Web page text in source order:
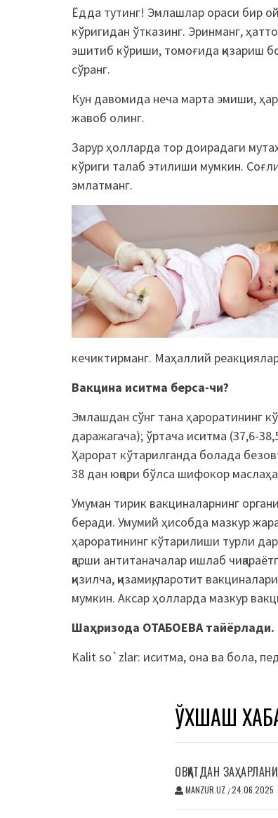
Ёдда тутинг! Эмлашлар ораси бир
кўригидан ўтказинг. Эринманг,
эшитиб кўриши, томоғида қизариш
сўранг.
Кун давомида неча марта эмиши,
жавоб олинг.
Зарур ҳолларда тор доирадаги
кўриги талаб этилиши мумкин.
эмлатманг.
кечиктирманг. Маҳаллий
Вакцина иситма берса-чи?
Эмлашдан сўнг тана ҳароратининг
даражагача); ўртача иситма (37,6-
Ҳарорат кўтарилганда болада
38 дан юқори бўлса шифокор
Умуман тирик вакциналарнинг
беради. Умумий ҳисобда мазкур
ҳароратининг кўтарилиши турли
қарши антитаначалар ишлаб
қизилча, қизамиқ, паротит
мумкин. Аксар ҳолларда мазкур
Шаҳризода ОТАБОЕВА тайёрлади.
Kalit so`zlar: иситма, она ва бола,
ЎХШАШ
ОВҚАТДАН
MANZUR.UZ /24.06.2025